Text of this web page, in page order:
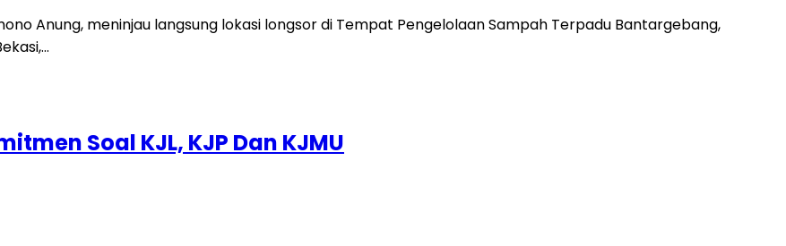
Anung, meninjau langsung lokasi longsor di Tempat Pengelolaan Sampah Terpadu Bantargebang,
Soal KJL, KJP Dan KJMU